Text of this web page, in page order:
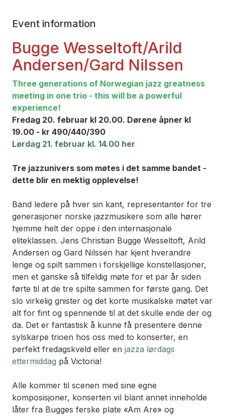
Event information
Bugge Wesseltoft/Arild
Andersen/Gard Nilssen
Three generations of Norwegian jazz greatness
meeting in one trio - this will be a powerful
experience!
Fredag 20. februar kl 20.00. Dørene åpner kl
19.00 - kr 490/440/390
Lørdag 21. februar kl. 14.00 her
Tre jazzunivers som møtes i det samme bandet -
dette blir en mektig opplevelse!
Band ledere på hver sin kant, representanter for tre
generasjoner norske jazzmusikere som alle hører
hjemme helt der oppe i den internasjonale
eliteklassen. Jens Christian Bugge Wesseltoft, Arild
Andersen og Gard Nilssen har kjent hverandre
lenge og spilt sammen i forskjellige konstellasjoner,
men et ganske så tilfeldig møte for et par år siden
førte til at de tre spilte sammen for første gang. Det
slo virkelig gnister og det korte musikalske møtet var
alt for fint og spennende til at det skulle ende der og
da. Det er fantastisk å kunne få presentere denne
sylskarpe trioen hos oss med to konserter, en
perfekt fredagskveld eller en jazza lørdags
ettermiddag på Victoria!
Alle kommer til scenen med sine egne
komposisjoner, konserten vil blant annet inneholde
låter fra Bugges ferske plate «Am Are» og